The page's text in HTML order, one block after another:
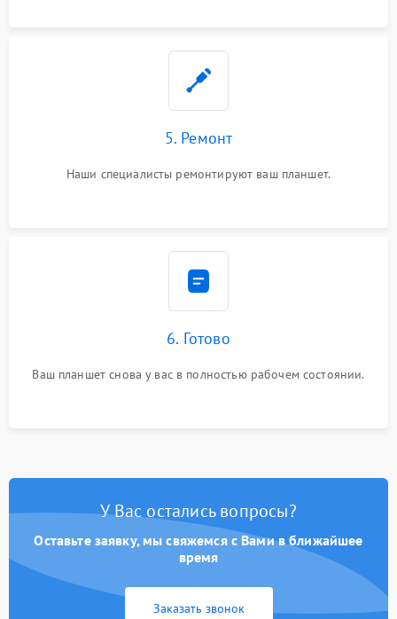
5. Ремонт
Наши специалисты ремонтируют ваш планшет.
6. Готово
Ваш планшет снова у вас в полностью рабочем состоянии.
У Вас остались вопросы?
Оставьте заявку, мы свяжемся с Вами в ближайшее
время
Заказать звонок